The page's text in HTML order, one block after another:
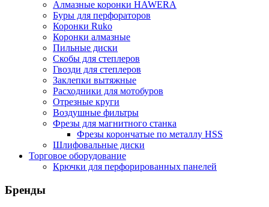
Алмазные коронки HAWERA
Буры для перфораторов
Коронки Ruko
Коронки алмазные
Пильные диски
Скобы для степлеров
Гвозди для степлеров
Заклепки вытяжные
Расходники для мотобуров
Отрезные круги
Воздушные фильтры
Фрезы для магнитного станка
Фрезы корончатые по металлу HSS
Шлифовальные диски
Торговое оборудование
Крючки для перфорированных панелей
Бренды